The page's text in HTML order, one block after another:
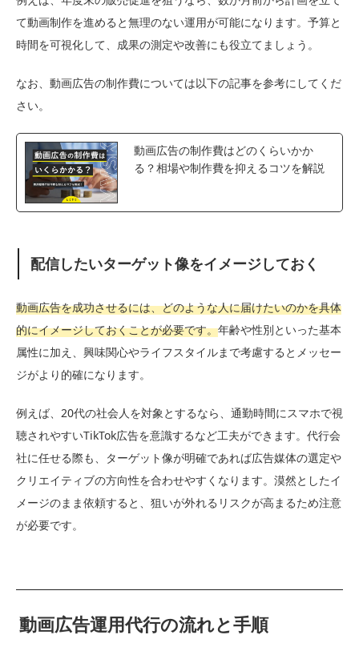
て動画制作を進めると無理のない運用が可能になります。予算と
時間を可視化して、成果の測定や改善にも役立てましょう。
なお、動画広告の制作費については以下の記事を参考にしてくだ
さい。
動画広告の制作費はどのくらいかか
る？相場や制作費を抑えるコツを解説
配信したいターゲット像をイメージしておく
動画広告を成功させるには、どのような人に届けたいのかを具体
的にイメージしておくことが必要です。年齢や性別といった基本
属性に加え、興味関心やライフスタイルまで考慮するとメッセー
ジがより的確になります。
例えば、20代の社会人を対象とするなら、通勤時間にスマホで視
聴されやすいTikTok広告を意識するなど工夫ができます。代行会
社に任せる際も、ターゲット像が明確であれば広告媒体の選定や
クリエイティブの方向性を合わせやすくなります。漠然としたイ
メージのまま依頼すると、狙いが外れるリスクが高まるため注意
が必要です。
動画広告運用代行の流れと手順